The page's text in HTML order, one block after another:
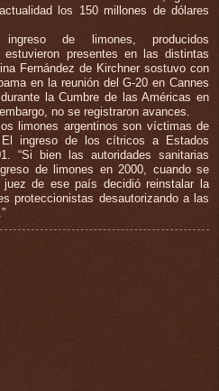
los 150 millones de dólares
de limones, producidos
estuvieron presentes en las distintas
Fernández de Kirchner sostuvo con
en la reunión del G-20 en Cannes
la Cumbre de las Américas en
no se registraron avances.
limones argentinos son víctimas de
El ingreso de los cítricos a Estados
“Si bien las autoridades sanitarias
de limones en 2000, cuando se
de ese país decidió reinstalar la
proteccionistas desautorizando a las